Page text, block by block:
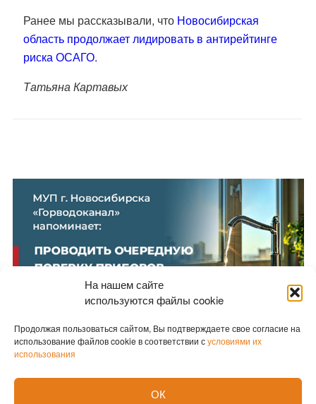
На нашем сайте
используются файлы cookie
Продолжая пользоваться сайтом, Вы подтверждаете свое согласие на
использование файлов cookie в соответствии сусловиями их
использования
ОК
Ранее мы рассказывали, что Новосибирская
область продолжает лидировать в антирейтинге
риска ОСАГО.
Татьяна Картавых